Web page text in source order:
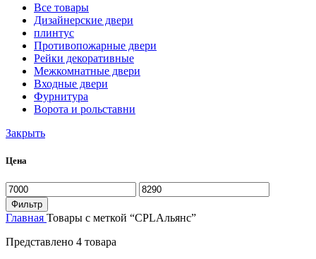
Все товары
Дизайнерские двери
плинтус
Противопожарные двери
Рейки декоративные
Межкомнатные двери
Входные двери
Фурнитура
Ворота и рольставни
Закрыть
Цена
Фильтр
Главная Товары с меткой “CPLАльянс”
Представлено 4 товара